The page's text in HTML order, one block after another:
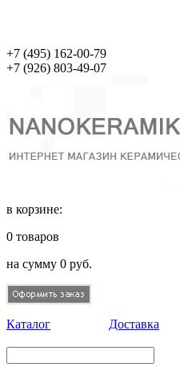
+7 (495) 162-00-79
+7 (926) 803-49-07
в корзине:
0 товаров
на сумму 0 руб.
Каталог Доставка